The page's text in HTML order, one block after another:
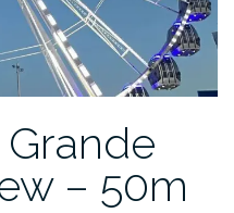
– 50m